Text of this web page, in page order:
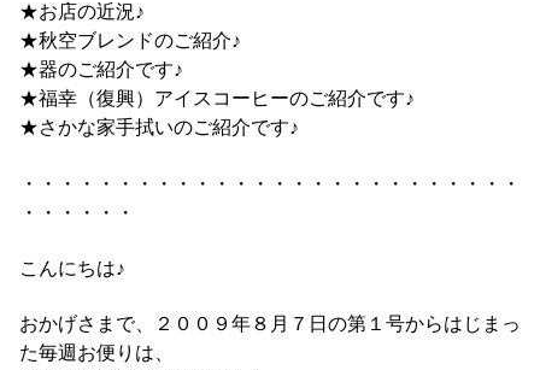
★お店の近況♪
★秋空ブレンドのご紹介♪
★器のご紹介です♪
★福幸（復興）アイスコーヒーのご紹介です♪
★さかな家手拭いのご紹介です♪
・・・・・・・・・・・・・・・・・・・・・・・・・・
・・・・・・
こんにちは♪
おかげさまで、２００９年８月７日の第１号からはじまっ
た毎週お便りは、